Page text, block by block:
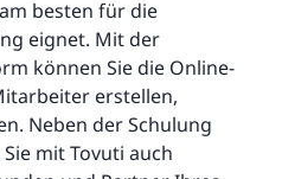
besten für die
eignet. Mit der
können Sie die Online-
erstellen,
Neben der Schulung
mit Tovuti auch